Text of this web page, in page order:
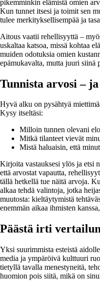
pikemminkin elämistä omien
Kun tunnet itsesi ja toimit sen
tulee merkityksellisempää ja
Aitous vaatii rehellisyyttä –
uskaltaa katsoa, missä kohtaa
muiden odotuksia omien
epämukavalta, mutta juuri siinä
Tunnista arvosi –
Hyvä alku on pysähtyä
Kysy itseltäsi:
Milloin tunnen olevani
Mitkä tilanteet vievät
Mistä haluaisin, että
Kirjoita vastauksesi ylös ja etsi
että arvostat vapautta,
tällä hetkellä tue näitä arvoja.
alkaa tehdä valintoja, jotka
muutosta: kieltäytymistä
enemmän aikaa ihmisten
Päästä irti
Yksi suurimmista esteistä
media ja ympäröivä kulttuuri
tietyllä tavalla menestyneitä,
huomion pois siitä, mikä on